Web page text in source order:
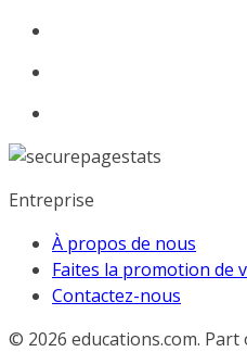
Entreprise
À propos de nous
Faites la promotion de
Contactez-nous
© 2026 educations.com.